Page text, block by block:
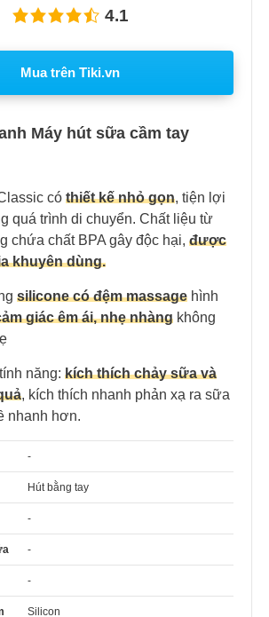
4.1
Mua trên Tiki.vn
Máy hút sữa cầm tay
có thiết kế nhỏ gọn, tiện lợi
quá trình di chuyển. Chất liệu từ
chứa chất BPA gây độc hại, được
khuyên dùng.
silicone có đệm massage hình
giác êm ái, nhẹ nhàng không
năng: kích thích chảy sữa và
, kích thích nhanh phản xạ ra sữa
nhanh hơn.
-
Hút bằng tay
-
-
-
Silicon